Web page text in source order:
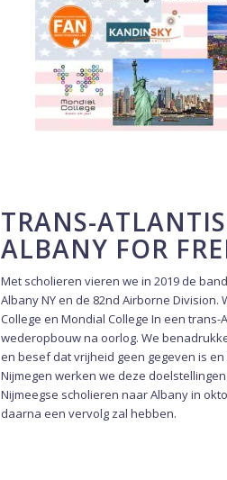
TRANS-
ALBANY FOR
Met scholieren vieren we in 2019 de
Albany NY en de 82nd Airborne
College en Mondial College In een
wederopbouw na oorlog. We
en besef dat vrijheid geen gegeven is
Nijmegen werken we deze
Nijmeegse scholieren naar Albany in
daarna een vervolg zal hebben.